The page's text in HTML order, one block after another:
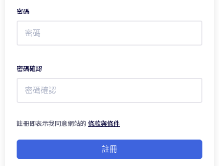
密碼
密碼確認
註冊即表示我同意網站的 條款與條件
註冊